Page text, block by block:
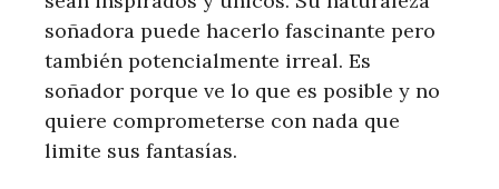
soñadora puede hacerlo fascinante pero
también potencialmente irreal. Es
soñador porque ve lo que es posible y no
quiere comprometerse con nada que
limite sus fantasías.